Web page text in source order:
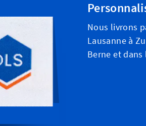
Nous livrons
Lausanne à
Berne et